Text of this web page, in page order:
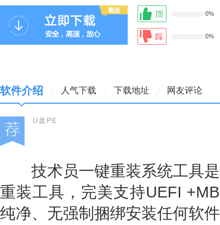
0%
0%
软件介绍 人气下载 下载地址 网友评论
U盘PE
技术员一键重装系统工具是
重装工具，完美支持UEFI
纯净、无强制捆绑安装任何软